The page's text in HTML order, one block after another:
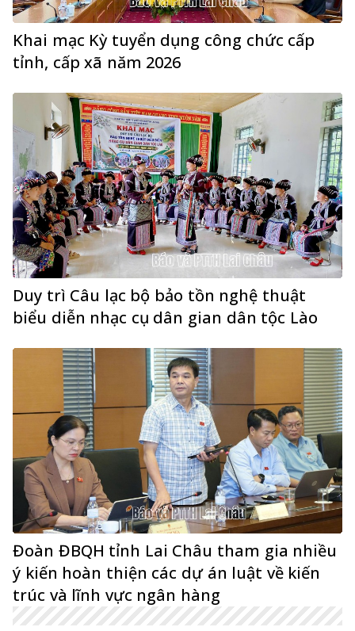
Khai mạc Kỳ tuyển dụng công chức cấp
tỉnh, cấp xã năm 2026
Duy trì Câu lạc bộ bảo tồn nghệ thuật
biểu diễn nhạc cụ dân gian dân tộc Lào
Đoàn ĐBQH tỉnh Lai Châu tham gia nhiều
ý kiến hoàn thiện các dự án luật về kiến
trúc và lĩnh vực ngân hàng